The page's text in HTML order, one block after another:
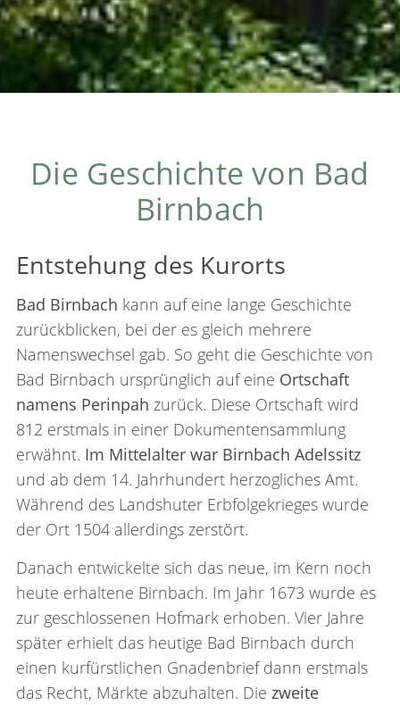
Die Geschichte von Bad
Birnbach
Entstehung des Kurorts
Bad Birnbach kann auf eine lange Geschichte
zurückblicken, bei der es gleich mehrere
Namenswechsel gab. So geht die Geschichte von
Bad Birnbach ursprünglich auf eine Ortschaft
namens Perinpah zurück. Diese Ortschaft wird
812 erstmals in einer Dokumentensammlung
erwähnt. Im Mittelalter war Birnbach Adelssitz
und ab dem 14. Jahrhundert herzogliches Amt.
Während des Landshuter Erbfolgekrieges wurde
der Ort 1504 allerdings zerstört.
Danach entwickelte sich das neue, im Kern noch
heute erhaltene Birnbach. Im Jahr 1673 wurde es
zur geschlossenen Hofmark erhoben. Vier Jahre
später erhielt das heutige Bad Birnbach durch
einen kurfürstlichen Gnadenbrief dann erstmals
das Recht, Märkte abzuhalten. Die zweite